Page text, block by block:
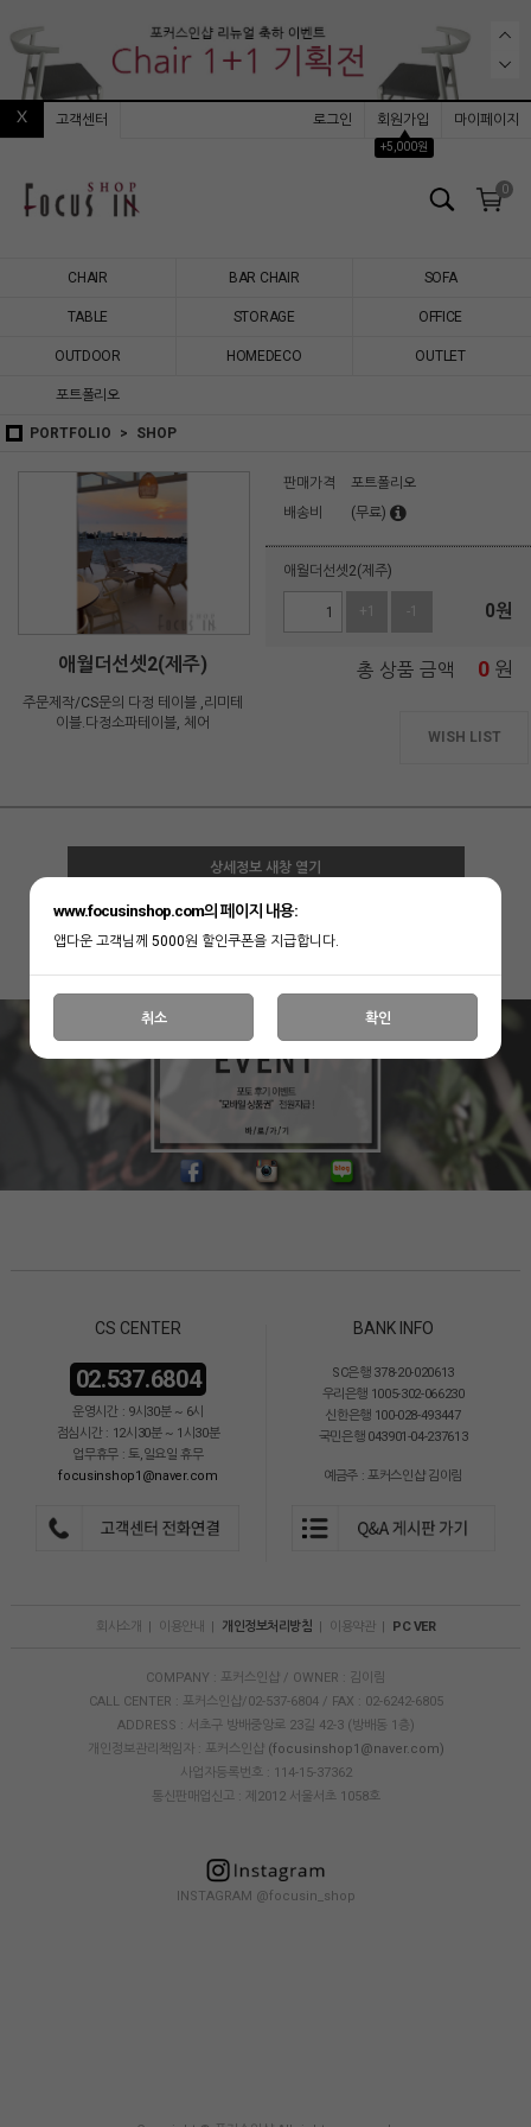
고객센터 로그인
회원가입
▲
+5,000원
마이페이지
0
CHAIR BAR CHAIR SOFA
TABLE STORAGE OFFICE
OUTDOOR HOMEDECO OUTLET
포트폴리오
PORTFOLIO SHOP
애월더선셋2(제주)
주문제작/CS문의 다정 테이블 ,리미테
이블.다정소파테이블, 체어
판매가격
포트폴리오
배송비
(무료)
애월더선셋2(제주)
+1 -1 0원
총 상품 금액 0 원
WISH LIST
상세정보 새창 열기
상세 정보를 확대해 보실 수 있습니다.
CS CENTER
02.537.6804
운영시간 : 9시30분 ~ 6시
점심시간 : 12시30분 ~ 1시30분
업무휴무 : 토,일요일 휴무
focusinshop1@naver.com
BANK INFO
SC은행 378-20-020613
우리은행 1005-302-066230
신한은행 100-028-493447
국민은행 043901-04-237613
예금주 : 포커스인샵 김이림
회사소개 | 이용안내 | 개인정보처리방침 | 이용약관 | PC VER
COMPANY : 포커스인샵 / OWNER : 김이림
CALL CENTER : 포커스인샵/02-537-6804 / FAX : 02-6242-6805
ADDRESS : 서초구 방배중앙로 23길 42-3 (방배동 1층)
개인정보관리책임자 : 포커스인샵 (focusinshop1@naver.com)
사업자등록번호 : 114-15-37362
통신판매업신고 : 제2012 서울서초 1058호
INSTAGRAM @focusin_shop
www.focusinshop.com의 페이지 내용:
앱다운 고객님께 5000원 할인쿠폰을 지급합니다.
취소 확인